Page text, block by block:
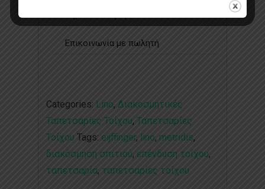
Επικοινωνία με πωλητή
Categories: Lino, Διακοσμητικές
Ταπετσαρίες Τοίχου, Ταπετσαρίες
Τοίχου Tags: eijffinger, lino, metridis,
διακόσμηση σπιτιού, επένδυση τοίχου,
ταπετσαρία, ταπετσαρίες τοίχου